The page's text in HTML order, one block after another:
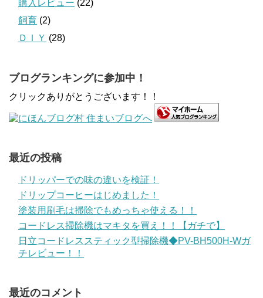
購入レビュー (22)
飼育 (2)
ＤＩＹ (28)
ブログランキングに参加中！
クリックありがとうございます！！
最近の投稿
ドリッパーでの味の違いを検証！
ドリップコーヒーはじめました！
塗装用刷毛は掃除でもめっちゃ使える！！
コードレス掃除機はマキタを買え！！【ガチで】
日立コードレススティック型掃除機◆PV-BH500H-Wガ
チレビュー！！
最近のコメント